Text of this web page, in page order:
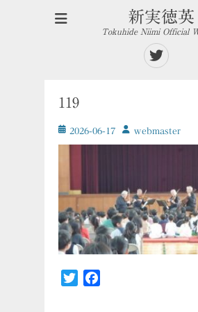
新実徳英
Tokuhide Niimi Official
119
投
稿
2026-06-17
投
稿
ｗebmaster
Twitter